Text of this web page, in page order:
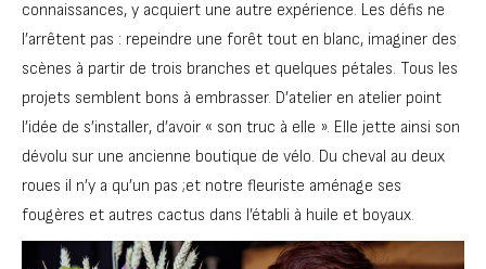
connaissances, y acquiert une autre expérience. Les défis ne
l’arrêtent pas : repeindre une forêt tout en blanc, imaginer des
scènes à partir de trois branches et quelques pétales. Tous les
projets semblent bons à embrasser. D’atelier en atelier point
l’idée de s’installer, d’avoir « son truc à elle ». Elle jette ainsi son
dévolu sur une ancienne boutique de vélo. Du cheval au deux
roues il n’y a qu’un pas ;et notre fleuriste aménage ses
fougères et autres cactus dans l’établi à huile et boyaux.